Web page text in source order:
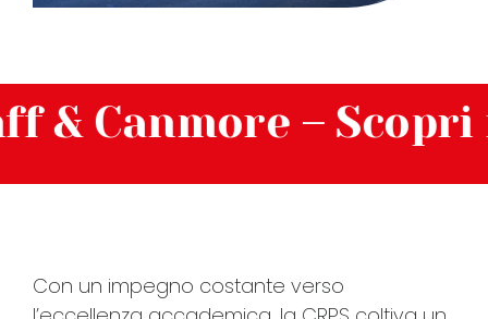
– Scopri il
Con un impegno costante verso